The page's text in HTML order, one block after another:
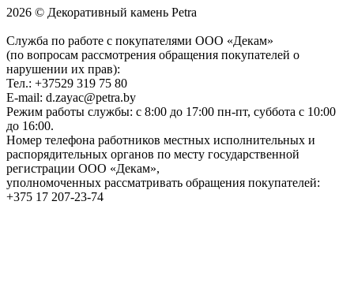
2026 © Декоративный камень Petra
Служба по работе с покупателями ООО «Декам»
(по вопросам рассмотрения обращения покупателей о
нарушении их прав):
Тел.: +37529 319 75 80
E-mail: d.zayac@petra.by
Режим работы службы: с 8:00 до 17:00 пн-пт, суббота с 10:00
до 16:00.
Номер телефона работников местных исполнительных и
распорядительных органов по месту государственной
регистрации ООО «Декам»,
уполномоченных рассматривать обращения покупателей:
+375 17 207-23-74